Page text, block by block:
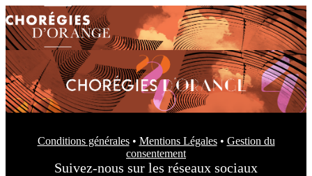
Conditions générales• Mentions Légales• Gestion du
consentement
Suivez-nous sur les réseaux sociaux